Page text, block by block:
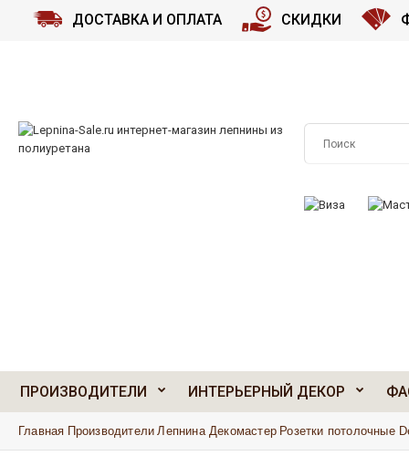
ДОСТАВКА И ОПЛАТА СКИДКИ
ПРОИЗВОДИТЕЛИ ИНТЕРЬЕРНЫЙ ДЕКОР
Главная Производители Лепнина Декомастер Розетки потолочные